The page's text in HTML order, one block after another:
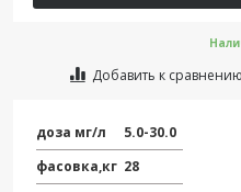
Добавить к сравнению
доза мг/л
5.0-30.0
фасовка,кг 28